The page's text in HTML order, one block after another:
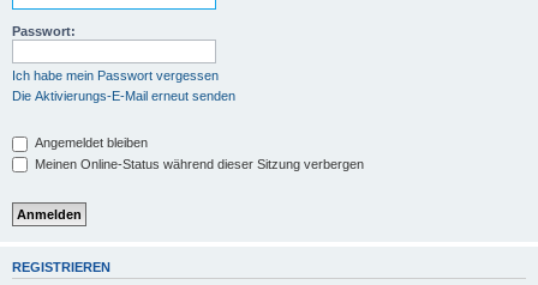
Passwort:
Ich habe mein Passwort vergessen
Die Aktivierungs-E-Mail erneut senden
Angemeldet bleiben
Meinen Online-Status während dieser Sitzung verbergen
REGISTRIEREN